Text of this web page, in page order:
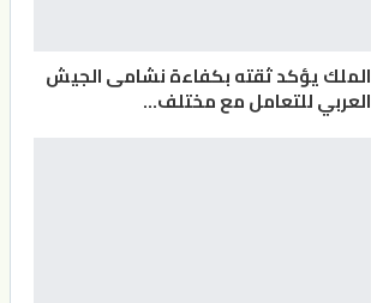
الملك يؤكد ثقته بكفاءة نشامى الجيش
العربي للتعامل مع مختلف…